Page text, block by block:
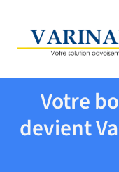
Aller à la
Aller au contenu
Tous les
Drapeaux et
Votre
devient